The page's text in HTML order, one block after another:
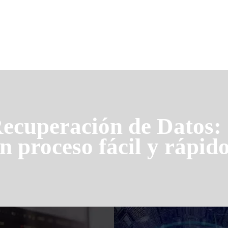
de Datos:
proceso fácil y